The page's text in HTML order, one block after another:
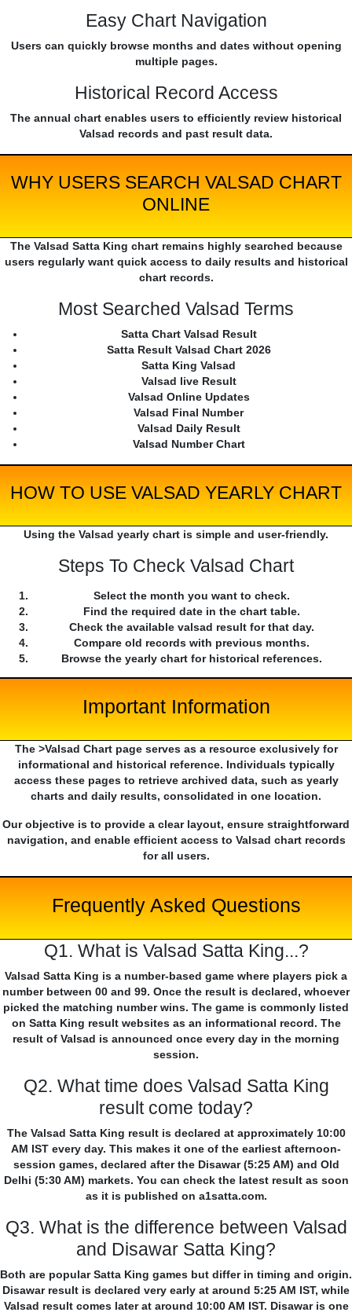
Easy Chart Navigation
Users can quickly browse months and dates without opening
multiple pages.
Historical Record Access
The annual chart enables users to efficiently review historical
Valsad records and past result data.
WHY USERS SEARCH VALSAD CHART
ONLINE
The Valsad Satta King chart remains highly searched because
users regularly want quick access to daily results and historical
chart records.
Most Searched Valsad Terms
Satta Chart Valsad Result
Satta Result Valsad Chart 2026
Satta King Valsad
Valsad live Result
Valsad Online Updates
Valsad Final Number
Valsad Daily Result
Valsad Number Chart
HOW TO USE VALSAD YEARLY CHART
Using the Valsad yearly chart is simple and user-friendly.
Steps To Check Valsad Chart
Select the month you want to check.
Find the required date in the chart table.
Check the available valsad result for that day.
Compare old records with previous months.
Browse the yearly chart for historical references.
Important Information
The >Valsad Chart page serves as a resource exclusively for
informational and historical reference. Individuals typically
access these pages to retrieve archived data, such as yearly
charts and daily results, consolidated in one location.
Our objective is to provide a clear layout, ensure straightforward
navigation, and enable efficient access to Valsad chart records
for all users.
Frequently Asked Questions
Q1. What is Valsad Satta King...?
Valsad Satta King is a number-based game where players pick a
number between 00 and 99. Once the result is declared, whoever
picked the matching number wins. The game is commonly listed
on Satta King result websites as an informational record. The
result of Valsad is announced once every day in the morning
session.
Q2. What time does Valsad Satta King
result come today?
The Valsad Satta King result is declared at approximately 10:00
AM IST every day. This makes it one of the earliest afternoon-
session games, declared after the Disawar (5:25 AM) and Old
Delhi (5:30 AM) markets. You can check the latest result as soon
as it is published on a1satta.com.
Q3. What is the difference between Valsad
and Disawar Satta King?
Both are popular Satta King games but differ in timing and origin.
Disawar result is declared very early at around 5:25 AM IST, while
Valsad result comes later at around 10:00 AM IST. Disawar is one